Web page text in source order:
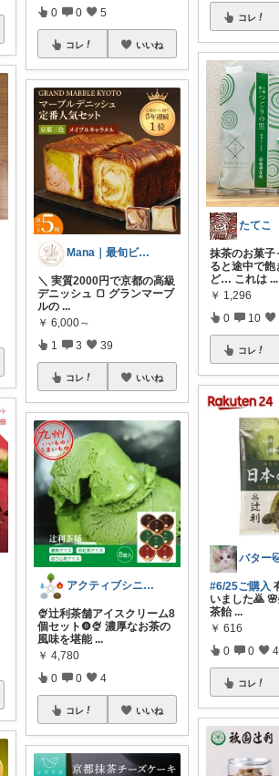
0 0 5
コレ いいね
⁠Mana｜最旬ビューティーカタログ✨
＼ 実質2000円で京都の高級
デニッシュ 🍞 グランマーブ
ルの ...
￥ 6,000～
1 3 39
コレ いいね
アクティブシニア生活☯️sheng
🍨辻利茶舗アイスクリーム8
個セット❽🍨 濃厚なお茶の
風味を堪能 ...
￥ 4,780
0 0 4
コレ いいね
コレ
たてこ
抹茶のお菓子
ると途中で飽
ど… これは ...
￥ 1,296
0 10
コレ
#6/25ご購入
いました🙇
茶飴 ...
￥ 616
0 0
コレ